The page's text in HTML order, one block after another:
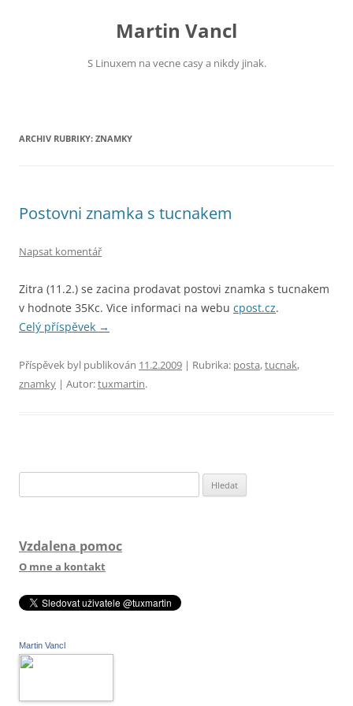
Martin Vancl
S Linuxem na vecne casy a nikdy jinak.
ARCHIV RUBRIKY: ZNAMKY
Postovni znamka s tucnakem
Napsat komentář
Zitra (11.2.) se zacina prodavat postovi znamka s tucnakem
v hodnote 35Kc. Vice informaci na webu cpost.cz.
Celý příspěvek →
Příspěvek byl publikován 11.2.2009 | Rubrika: posta,tucnak,
znamky | Autor:tuxmartin.
Vzdalena pomoc
O mne a kontakt
Martin Vancl